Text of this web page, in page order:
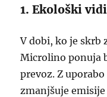
1. Ekološki
V dobi, ko je skrb
Microlino ponuja
prevoz. Z
zmanjšuje